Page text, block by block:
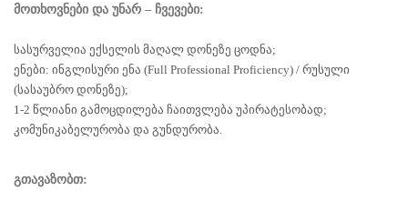
მოთხოვნები და უნარ – ჩვევები:
სასურველია ექსელის მაღალ დონეზე ცოდნა;
ენები: ინგლისური ენა (Full Professional Proficiency) / რუსული
(სასაუბრო დონეზე);
1-2 წლიანი გამოცდილება ჩაითვლება უპირატესობად;
კომუნიკაბელურობა და გუნდურობა.
გთავაზობთ: